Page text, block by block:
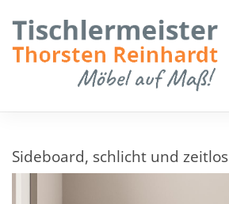
Sideboard, schlicht und zeitlos